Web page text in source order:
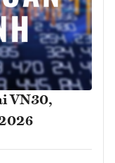
VN30,